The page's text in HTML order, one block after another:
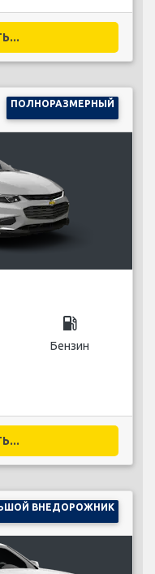
ПОЛНОРАЗМЕРНЫЙ
local_gas_station
Бензин
ВНЕДОРОЖНИК